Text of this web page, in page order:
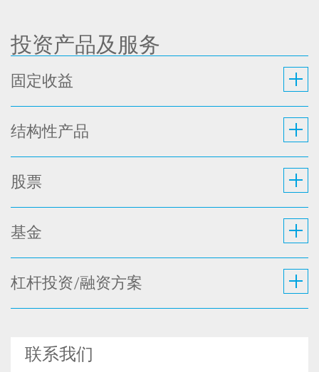
投资产品及服务
固定收益
结构性产品
股票
基金
杠杆投资/融资方案
联系我们